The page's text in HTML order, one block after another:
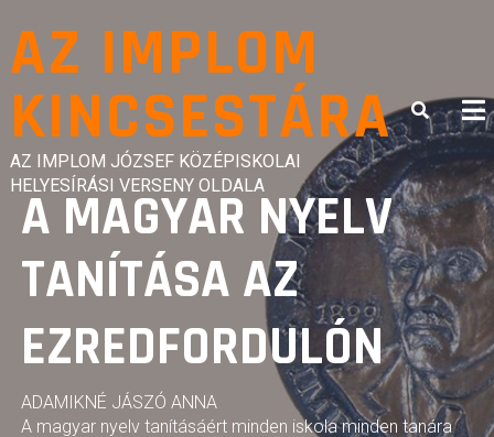
content
AZ IMPLOM
KINCSESTÁRA
AZ IMPLOM JÓZSEF KÖZÉPISKOLAI
HELYESÍRÁSI VERSENY OLDALA
A MAGYAR NYELV
TANÍTÁSA AZ
EZREDFORDULÓN
ADAMIKNÉ JÁSZÓ ANNA
A magyar nyelv tanításáért minden iskola minden tanára